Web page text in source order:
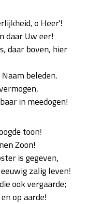
o Heer'!
daar Uw eer!
daar boven, hier
beleden.
in meedogen!
toon!
Zoon!
is gegeven,
zalig leven!
ook vergaarde;
op aarde!